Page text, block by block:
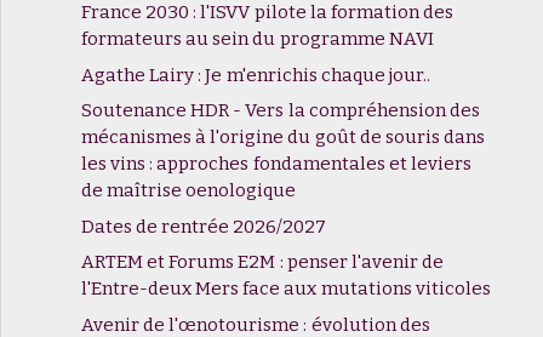
France 2030 : l'ISVV pilote la formation des
formateurs au sein du programme NAVI
Agathe Lairy : Je m'enrichis chaque jour..
Soutenance HDR - Vers la compréhension des
mécanismes à l'origine du goût de souris dans
les vins : approches fondamentales et leviers
de maîtrise oenologique
Dates de rentrée 2026/2027
ARTEM et Forums E2M : penser l'avenir de
l'Entre-deux Mers face aux mutations viticoles
Avenir de l'œnotourisme : évolution des